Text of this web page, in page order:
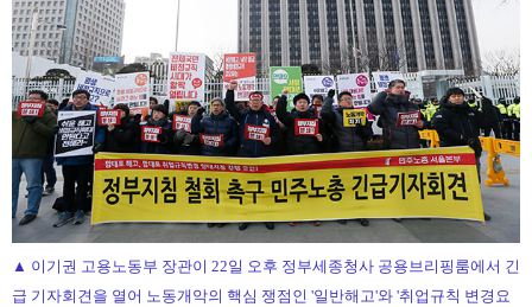
▲ 이기권 고용노동부 장관이 22일 오후 정부세종청사 공용브리핑룸에서 긴
급 기자회견을 열어 노동개악의 핵심 쟁점인 '일반해고'와 '취업규칙 변경요